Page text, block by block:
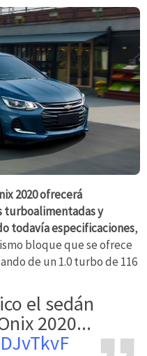
2020 ofrecerá
turboalimentadas y
todavía especificaciones,
bloque que se ofrece
de un 1.0 turbo de 116
el sedán
2020...